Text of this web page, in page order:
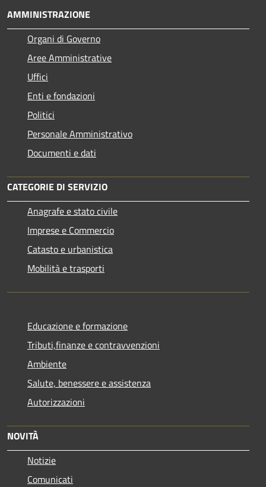
AMMINISTRAZIONE
Organi di Governo
Aree Amministrative
Uffici
Enti e fondazioni
Politici
Personale Amministrativo
Documenti e dati
CATEGORIE DI SERVIZIO
Anagrafe e stato civile
Imprese e Commercio
Catasto e urbanistica
Mobilità e trasporti
Educazione e formazione
Tributi,finanze e contravvenzioni
Ambiente
Salute, benessere e assistenza
Autorizzazioni
NOVITÀ
Notizie
Comunicati